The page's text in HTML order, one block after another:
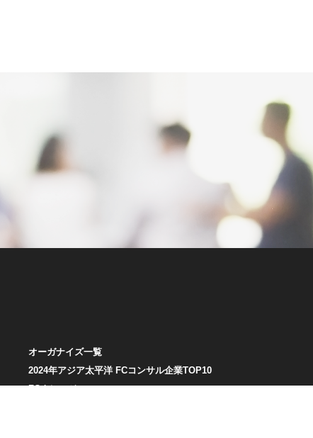
オーガナイズ一覧
2024年アジア太平洋 FCコンサル企業TOP10
FCナレッジ